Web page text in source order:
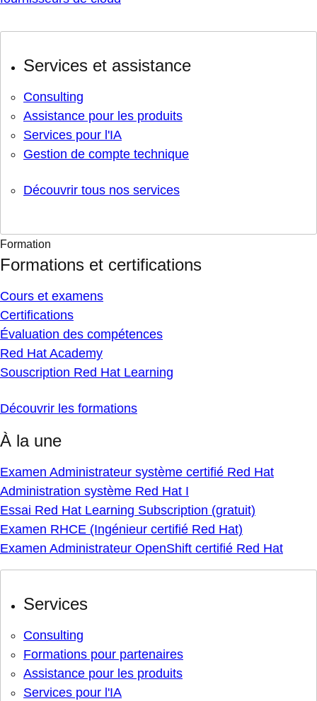
Services et assistance
Consulting
Assistance pour les produits
Services pour l'IA
Gestion de compte technique
Découvrir tous nos services
Formation
Formations et certifications
Cours et examens
Certifications
Évaluation des compétences
Red Hat Academy
Souscription Red Hat Learning
Découvrir les formations
À la une
Examen Administrateur système certifié Red Hat
Administration système Red Hat I
Essai Red Hat Learning Subscription (gratuit)
Examen RHCE (Ingénieur certifié Red Hat)
Examen Administrateur OpenShift certifié Red Hat
Services
Consulting
Formations pour partenaires
Assistance pour les produits
Services pour l'IA